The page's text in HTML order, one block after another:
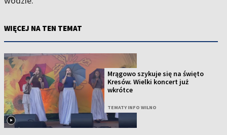
WIĘCEJ NA TEN TEMAT
Mrągowo szykuje się na święto
Kresów. Wielki koncert już
wkrótce
TEMATY INFO WILNO